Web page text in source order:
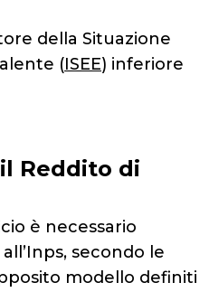
della Situazione
(ISEE) inferiore
Reddito di
è necessario
secondo le
modello definiti